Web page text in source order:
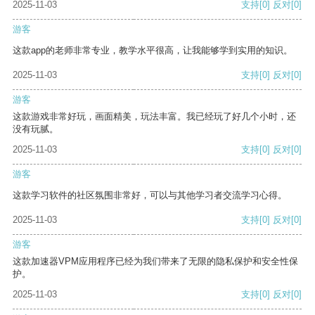
2025-11-03 支持[0] 反对[0]
游客
这款app的老师非常专业，教学水平很高，让我能够学到实用的知识。
2025-11-03 支持[0] 反对[0]
游客
这款游戏非常好玩，画面精美，玩法丰富。我已经玩了好几个小时，还
没有玩腻。
2025-11-03
支持[0] 反对[0]
游客
这款学习软件的社区氛围非常好，可以与其他学习者交流学习心得。
2025-11-03 支持[0] 反对[0]
游客
这款加速器VPM应用程序已经为我们带来了无限的隐私保护和安全性保
护。
2025-11-03
支持[0] 反对[0]